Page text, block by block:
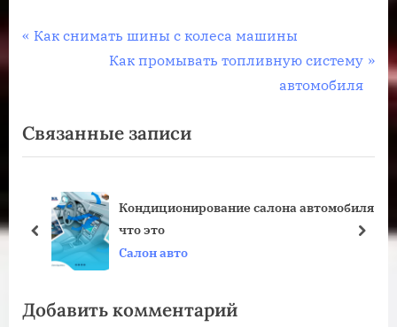
Навигация
П
ы
д
а
а
Как снимать шины с колеса машины
С
д
у
щ
а
а
Как промывать топливную систему
автомобиля
Связанные записи
Кондиционирование салона автомобиля
что это
Салон авто
пред
Добавить комментарий